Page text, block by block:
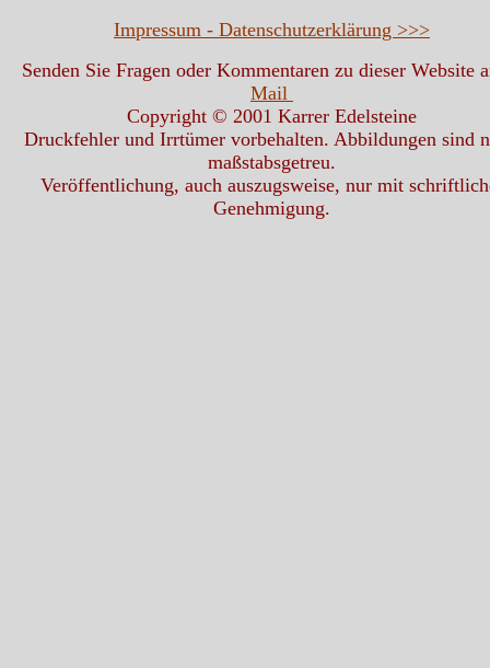
Impressum - Datenschutzerklärung >>>
Senden Sie Fragen oder Kommentaren zu dieser Website
Mail
Copyright © 2001 Karrer Edelsteine
Druckfehler und Irrtümer vorbehalten. Abbildungen sind
maßstabsgetreu.
Veröffentlichung, auch auszugsweise, nur mit
Genehmigung.